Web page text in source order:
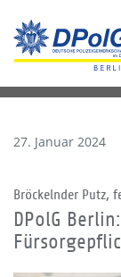
27. Januar 2024
Bröckelnder Putz,
DPolG